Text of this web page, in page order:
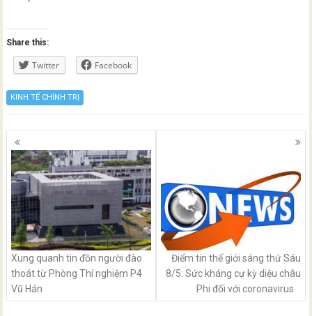
Share this:
Twitter Facebook
KINH TẾ CHÍNH TRỊ
Posts
navigation
Xung quanh tin đồn người đào
thoát từ Phòng Thí nghiệm P4
Vũ Hán
Điểm tin thế giới sáng thứ Sáu
8/5: Sức kháng cự kỳ diệu châu
Phi đối với coronavirus